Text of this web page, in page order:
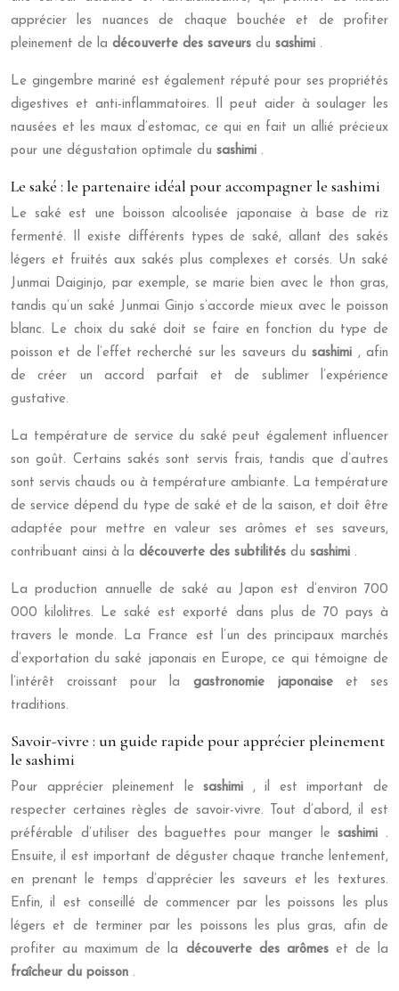
apprécier les nuances de chaque bouchée et de profiter
pleinement de la découverte des saveurs du sashimi .
Le gingembre mariné est également réputé pour ses propriétés
digestives et anti-inflammatoires. Il peut aider à soulager les
nausées et les maux d’estomac, ce qui en fait un allié précieux
pour une dégustation optimale du sashimi .
Le saké : le partenaire idéal pour accompagner le sashimi
Le saké est une boisson alcoolisée japonaise à base de riz
fermenté. Il existe différents types de saké, allant des sakés
légers et fruités aux sakés plus complexes et corsés. Un saké
Junmai Daiginjo, par exemple, se marie bien avec le thon gras,
tandis qu’un saké Junmai Ginjo s’accorde mieux avec le poisson
blanc. Le choix du saké doit se faire en fonction du type de
poisson et de l’effet recherché sur les saveurs dusashimi , afin
de créer un accord parfait et de sublimer l’expérience
gustative.
La température de service du saké peut également influencer
son goût. Certains sakés sont servis frais, tandis que d’autres
sont servis chauds ou à température ambiante. La température
de service dépend du type de saké et de la saison, et doit être
adaptée pour mettre en valeur ses arômes et ses saveurs,
contribuant ainsi à la découverte des subtilités du sashimi .
La production annuelle de saké au Japon est d’environ 700
000 kilolitres. Le saké est exporté dans plus de 70 pays à
travers le monde. La France est l’un des principaux marchés
d’exportation du saké japonais en Europe, ce qui témoigne de
l’intérêt croissant pour la gastronomie japonaise et ses
traditions.
Savoir-vivre : un guide rapide pour apprécier pleinement
le sashimi
Pour apprécier pleinement lesashimi , il est important de
respecter certaines règles de savoir-vivre. Tout d’abord, il est
préférable d’utiliser des baguettes pour manger lesashimi .
Ensuite, il est important de déguster chaque tranche lentement,
en prenant le temps d’apprécier les saveurs et les textures.
Enfin, il est conseillé de commencer par les poissons les plus
légers et de terminer par les poissons les plus gras, afin de
profiter au maximum de la découverte des arômes et de la
fraîcheur du poisson .